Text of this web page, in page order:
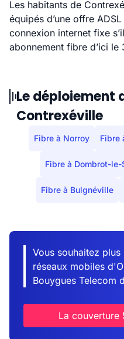
Les habitants de
équipés d’une offre
connexion internet fixe
abonnement fibre d’ici le
Le déploiement
Contrexéville
Fibre à Norroy Fibre
Fibre à Dombrot-le-
Fibre à Bulgnéville
Vous souhaitez
réseaux mobiles
Bouygues Telecom
La couverture